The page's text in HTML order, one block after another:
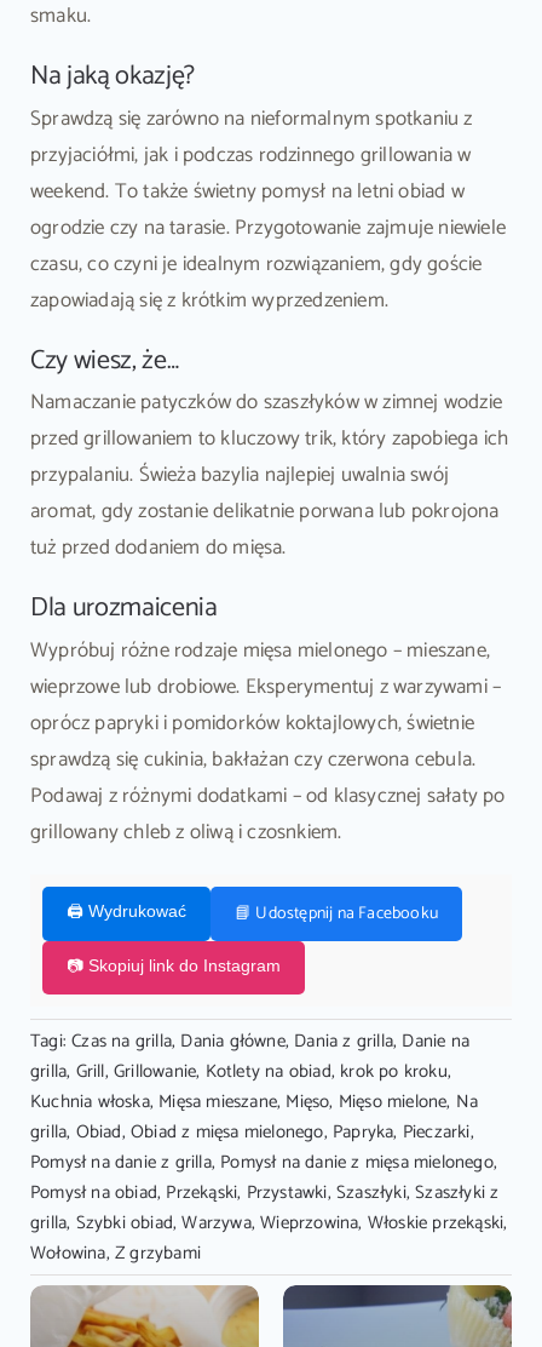
smaku.
Na jaką okazję?
Sprawdzą się zarówno na nieformalnym spotkaniu z
przyjaciółmi, jak i podczas rodzinnego grillowania w
weekend. To także świetny pomysł na letni obiad w
ogrodzie czy na tarasie. Przygotowanie zajmuje niewiele
czasu, co czyni je idealnym rozwiązaniem, gdy goście
zapowiadają się z krótkim wyprzedzeniem.
Czy wiesz, że…
Namaczanie patyczków do szaszłyków w zimnej wodzie
przed grillowaniem to kluczowy trik, który zapobiega ich
przypalaniu. Świeża bazylia najlepiej uwalnia swój
aromat, gdy zostanie delikatnie porwana lub pokrojona
tuż przed dodaniem do mięsa.
Dla urozmaicenia
Wypróbuj różne rodzaje mięsa mielonego – mieszane,
wieprzowe lub drobiowe. Eksperymentuj z warzywami –
oprócz papryki i pomidorków koktajlowych, świetnie
sprawdzą się cukinia, bakłażan czy czerwona cebula.
Podawaj z różnymi dodatkami – od klasycznej sałaty po
grillowany chleb z oliwą i czosnkiem.
🖨️ Wydrukować 📘 Udostępnij na Facebooku
📷 Skopiuj link do Instagram
Tagi:Czas na grilla, Dania główne, Dania z grilla, Danie na
grilla, Grill,Grillowanie, Kotlety na obiad, krok po kroku,
Kuchnia włoska, Mięsa mieszane, Mięso, Mięso mielone, Na
grilla, Obiad, Obiad z mięsa mielonego, Papryka, Pieczarki,
Pomysł na danie z grilla, Pomysł na danie z mięsa mielonego,
Pomysł na obiad, Przekąski, Przystawki,Szaszłyki,Szaszłyki z
grilla, Szybki obiad,Warzywa,Wieprzowina, Włoskie przekąski,
Wołowina, Z grzybami